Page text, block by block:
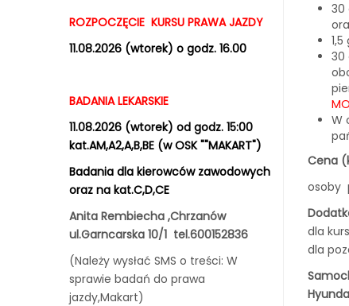
ROZPOCZĘCIE KURSU PRAWA JAZDY
11.08.2026 (wtorek) o godz. 16.00
BADANIA LEKARSKIE
11.08.2026 (wtorek) od godz. 15:00
kat.AM,A2,A,B,BE (w OSK ""MAKART")
Badania dla kierowców zawodowych
oraz na kat.C,D,CE
Anita Rembiecha ,Chrzanów
ul.Garncarska 10/1 tel.600152836
(Należy wysłać SMS o treści: W
sprawie badań do prawa
jazdy,Makart)
30
30
W
Cena
osoby
dla
dla